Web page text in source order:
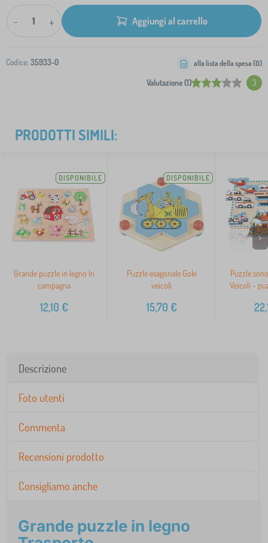
- + Aggiungi al carrello
Codice: 35933-0
Valutazione (1) 3
alla lista della spesa (0)
PRODOTTI SIMILI:
DISPONIBILE
Grande puzzle in legno In
campagna
12,10 €
DISPONIBILE
Puzzle esagonale Goki
veicoli
15,70 €
Puzzle
Veicoli -
>
Descrizione
Foto utenti
Commenta
Recensioni prodotto
Consigliamo anche
Grande puzzle in legno